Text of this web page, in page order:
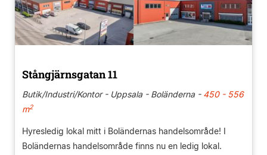
Stångjärnsgatan 11
Butik/Industri/Kontor - Uppsala - Boländerna -450 - 556
m2
Hyresledig lokal mitt i Boländernas handelsområde! I
Boländernas handelsområde finns nu en ledig lokal.